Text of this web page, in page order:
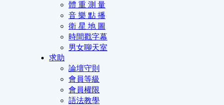
體 重 測 量
音 樂 點 播
衛 星 地 圖
時間戳字幕
男女聊天室
求助
論壇守則
會員等級
會員權限
語法教學